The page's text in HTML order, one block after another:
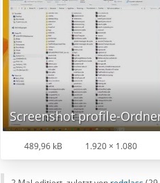
Screenshot profile-
489,96 kB 1.920 × 1.080